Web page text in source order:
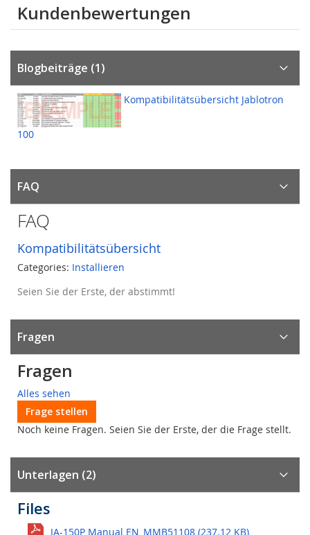
Kundenbewertungen
Blogbeiträge (1)
Kompatibilitätsübersicht Jablotron
100
FAQ
FAQ
Kompatibilitätsübersicht
Categories: Installieren
Seien Sie der Erste, der abstimmt!
Fragen
Fragen
Alles sehen
Frage stellen
Noch keine Fragen. Seien Sie der Erste, der die Frage stellt.
Unterlagen (2)
Files
JA-150P Manual EN_MMB51108 (237.12 KB)